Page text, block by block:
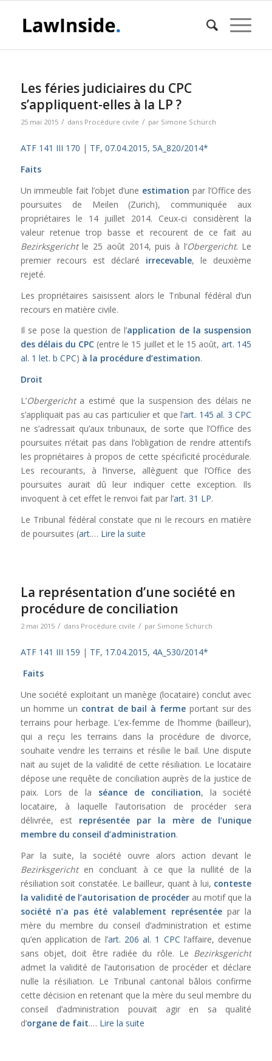
Les féries judiciaires du CPC
s’appliquent-elles à la LP ?
25 mai 2015 / dans Procédure civile / par Simone Schürch
ATF 141 III 170 | TF, 07.04.2015, 5A_820/2014*
Faits
Un immeuble fait l’objet d’une estimation par l’Office des
poursuites de Meilen (Zurich), communiquée aux
propriétaires le 14 juillet 2014. Ceux-ci considèrent la
valeur retenue trop basse et recourent de ce fait au
Bezirksgerichtle 25 août 2014, puis à l’Obergericht. Le
premier recours est déclaré irrecevable, le deuxième
rejeté.
Les propriétaires saisissent alors le Tribunal fédéral d’un
recours en matière civile.
Il se pose la question de l’application de la suspension
des délais du CPC (entre le 15 juillet et le 15 août,art. 145
al. 1 let. b CPC) à la procédure d’estimation.
Droit
L’Obergerichta estimé que la suspension des délais ne
s’appliquait pas au cas particulier et que l’art. 145 al. 3 CPC
ne s’adressait qu’aux tribunaux, de sorte que l’Office des
poursuites n’était pas dans l’obligation de rendre attentifs
les propriétaires à propos de cette spécificité procédurale.
Les recourants, à l’inverse, allèguent que l’Office des
poursuites aurait dû leur indiquer cette exception. Ils
invoquent à cet effet le renvoi fait par l’art. 31 LP.
Le Tribunal fédéral constate que ni le recours en matière
de poursuites (art.… Lire la suite
La représentation d’une société en
procédure de conciliation
2 mai 2015 / dans Procédure civile / par Simone Schürch
ATF 141 III 159 | TF, 17.04.2015, 4A_530/2014*
Faits
Une société exploitant un manège (locataire) conclut avec
un homme un contrat de bail à ferme portant sur des
terrains pour herbage. L’ex-femme de l’homme (bailleur),
qui a reçu les terrains dans la procédure de divorce,
souhaite vendre les terrains et résilie le bail. Une dispute
nait au sujet de la validité de cette résiliation. Le locataire
dépose une requête de conciliation auprès de la justice de
paix. Lors de la séance de conciliation, la société
locataire, à laquelle l’autorisation de procéder sera
délivrée, est représentée par la mère de l’unique
membre du conseil d’administration.
Par la suite, la société ouvre alors action devant le
Bezirksgerichten concluant à ce que la nullité de la
résiliation soit constatée. Le bailleur, quant à lui, conteste
la validité de l’autorisation de procéderau motif que la
société n’a pas été valablement représentéepar la
mère du membre du conseil d’administration et estime
qu’en application de l’art. 206 al. 1 CPC l’affaire, devenue
sans objet, doit être radiée du rôle. Le Bezirksgericht
admet la validité de l’autorisation de procéder et déclare
nulle la résiliation. Le Tribunal cantonal bâlois confirme
cette décision en retenant que la mère du seul membre du
conseil d’administration pouvait agir en sa qualité
d’organe de fait.… Lire la suite